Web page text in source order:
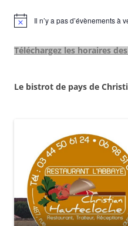
Notice Il n’y a pas d’évènements à
Téléchargez les horaires
Le bistrot de pays de